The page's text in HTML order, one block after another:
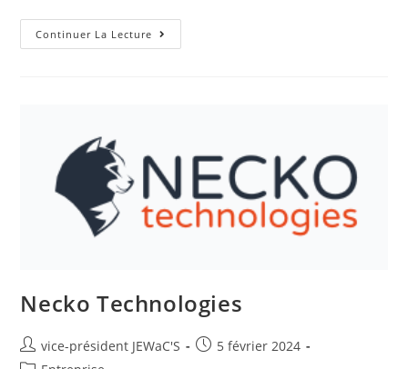
Continuer La Lecture
Necko Technologies
vice-président JEWaC'S
5 février 2024